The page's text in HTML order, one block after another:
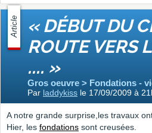
Article « DÉBUT DU
ROUTE VERS
.... »
Gros oeuvre > Fondations -
Par laddykiss le 17/09/2009 à
A notre grande surprise,les travaux
Hier, les fondations sont creusées.